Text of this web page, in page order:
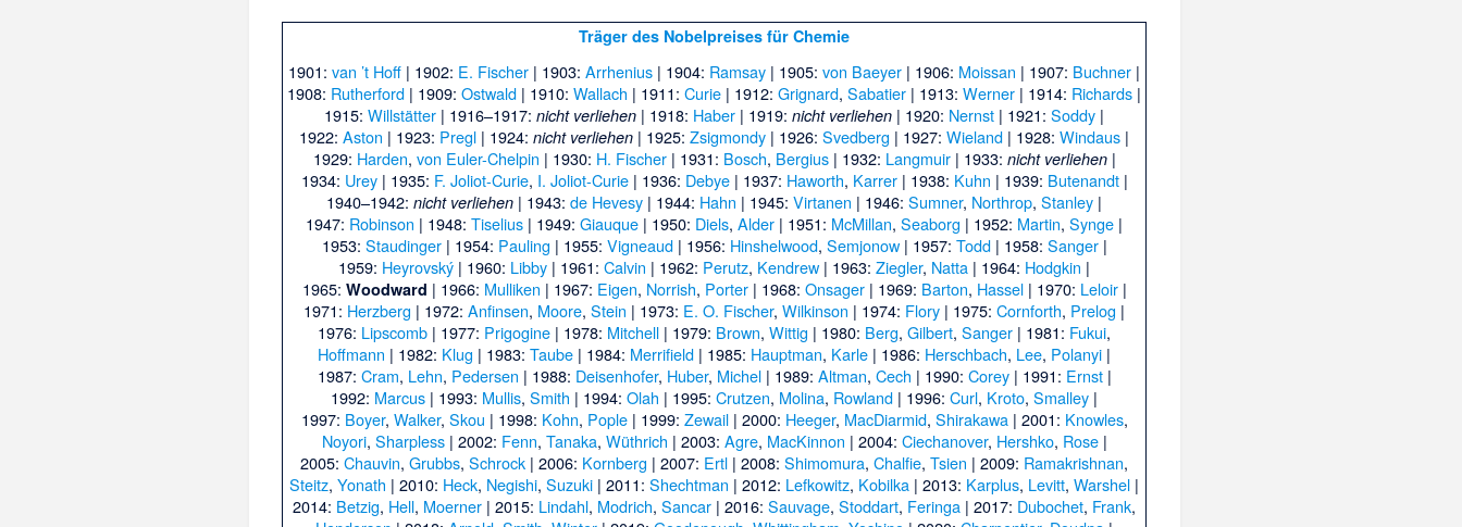
Träger des Nobelpreises für Chemie
1901:van ’t Hoff | 1902: E. Fischer | 1903:Arrhenius | 1904: Ramsay | 1905:von Baeyer | 1906: Moissan | 1907: Buchner |
1908: Rutherford | 1909:Ostwald | 1910:Wallach | 1911:Curie | 1912:Grignard,Sabatier | 1913:Werner | 1914: Richards |
1915:Willstätter | 1916–1917:nicht verliehen | 1918: Haber | 1919:nicht verliehen | 1920: Nernst | 1921:Soddy |
1922:Aston | 1923: Pregl | 1924:nicht verliehen | 1925:Zsigmondy | 1926:Svedberg | 1927:Wieland | 1928:Windaus |
1929: Harden, von Euler-Chelpin | 1930: H. Fischer| 1931: Bosch, Bergius| 1932: Langmuir| 1933: nicht verliehen|
1934: Urey| 1935: F. Joliot-Curie, I. Joliot-Curie| 1936: Debye| 1937: Haworth, Karrer| 1938: Kuhn | 1939: Butenandt|
1940–1942:nicht verliehen | 1943:de Hevesy | 1944: Hahn | 1945:Virtanen | 1946:Sumner, Northrop,Stanley |
1947: Robinson | 1948:Tiselius | 1949:Giauque | 1950: Diels,Alder | 1951: McMillan,Seaborg | 1952: Martin,Synge |
1953: Staudinger| 1954: Pauling | 1955: Vigneaud| 1956: Hinshelwood, Semjonow| 1957: Todd| 1958: Sanger|
1959: Heyrovský | 1960: Libby | 1961:Calvin | 1962: Perutz, Kendrew | 1963:Ziegler, Natta | 1964: Hodgkin |
1965: Woodward | 1966: Mulliken | 1967: Eigen, Norrish, Porter| 1968: Onsager| 1969: Barton, Hassel| 1970: Leloir|
1971: Herzberg | 1972:Anfinsen, Moore,Stein | 1973: E. O. Fischer,Wilkinson | 1974: Flory | 1975:Cornforth, Prelog |
1976: Lipscomb | 1977: Prigogine | 1978: Mitchell | 1979: Brown,Wittig | 1980: Berg,Gilbert,Sanger | 1981: Fukui,
Hoffmann | 1982: Klug | 1983:Taube | 1984: Merrifield | 1985: Hauptman, Karle | 1986: Herschbach, Lee, Polanyi |
1987: Cram, Lehn, Pedersen | 1988: Deisenhofer, Huber, Michel| 1989: Altman, Cech | 1990: Corey| 1991: Ernst|
1992: Marcus | 1993: Mullis,Smith | 1994:Olah | 1995:Crutzen, Molina, Rowland | 1996:Curl, Kroto,Smalley |
1997: Boyer, Walker, Skou | 1998: Kohn, Pople| 1999: Zewail| 2000: Heeger, MacDiarmid, Shirakawa| 2001: Knowles,
Noyori, Sharpless| 2002: Fenn, Tanaka, Wüthrich | 2003: Agre, MacKinnon | 2004: Ciechanover, Hershko, Rose|
2005:Chauvin,Grubbs,Schrock | 2006: Kornberg | 2007: Ertl | 2008:Shimomura,Chalfie,Tsien | 2009: Ramakrishnan,
Steitz,Yonath | 2010: Heck, Negishi,Suzuki | 2011:Shechtman | 2012: Lefkowitz, Kobilka | 2013: Karplus, Levitt,Warshel |
2014: Betzig, Hell, Moerner | 2015: Lindahl, Modrich,Sancar | 2016:Sauvage,Stoddart, Feringa | 2017: Dubochet, Frank,